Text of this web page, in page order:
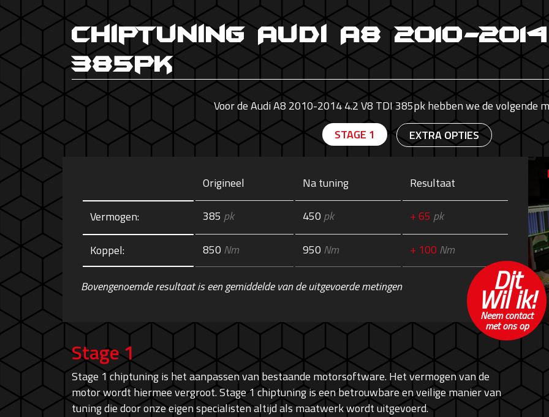
Chiptuning Audi A8 2010-
385pk
Voor de Audi A8 2010-2014 4.2 V8 TDI 385pk hebben we de volgende
STAGE 1
EXTRA OPTIES
Origineel Na tuning Resultaat
Vermogen: 385 pk 450 pk + 65 pk
Koppel: 850 Nm 950 Nm + 100 Nm
Bovengenoemde resultaat is een gemiddelde van de uitgevoerde metingen Dit
Wil ik!
Neem contact
met ons op
Stage 1
Stage 1 chiptuning is het aanpassen van bestaande motorsoftware. Het vermogen van de
motor wordt hiermee vergroot. Stage 1 chiptuning is een betrouwbare en veilige manier van
tuning die door onze eigen specialisten altijd als maatwerk wordt uitgevoerd.